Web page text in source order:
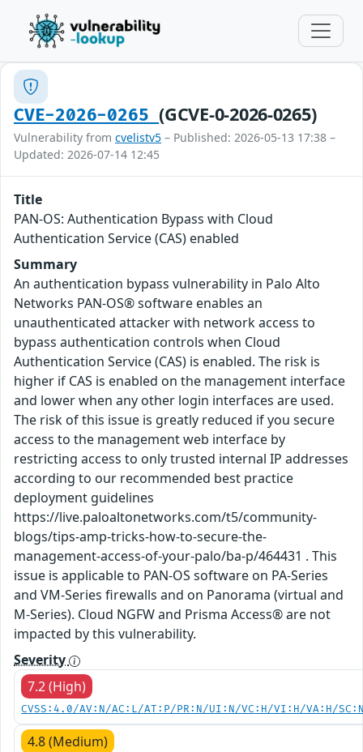
CVE-2026-0265(GCVE-0-2026-0265)
Vulnerability from cvelistv5 – Published: 2026-05-13 17:38 –
Updated: 2026-07-14 12:45
Title
PAN-OS: Authentication Bypass with Cloud
Authentication Service (CAS) enabled
Summary
An authentication bypass vulnerability in Palo Alto
Networks PAN-OS® software enables an
unauthenticated attacker with network access to
bypass authentication controls when Cloud
Authentication Service (CAS) is enabled. The risk is
higher if CAS is enabled on the management interface
and lower when any other login interfaces are used.
The risk of this issue is greatly reduced if you secure
access to the management web interface by
restricting access to only trusted internal IP addresses
according to our recommended best practice
deployment guidelines
https://live.paloaltonetworks.com/t5/community-
blogs/tips-amp-tricks-how-to-secure-the-
management-access-of-your-palo/ba-p/464431 . This
issue is applicable to PAN-OS software on PA-Series
and VM-Series firewalls and on Panorama (virtual and
M-Series). Cloud NGFW and Prisma Access® are not
impacted by this vulnerability.
Severity
7.2 (High)
CVSS:4.0/AV:N/AC:L/AT:P/PR:N/UI:N/VC:H/VI:H/VA:H/
4.8 (Medium)